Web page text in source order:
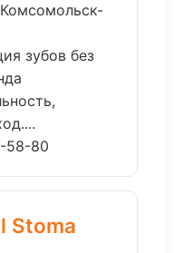
зубов без
58-80
Stoma